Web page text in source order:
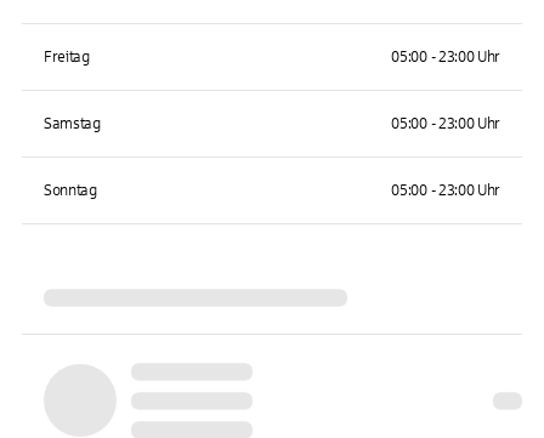
Freitag 05:00 - 23:00 Uhr
Samstag 05:00 - 23:00 Uhr
Sonntag 05:00 - 23:00 Uhr